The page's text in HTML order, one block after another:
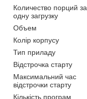
Количество порций за
одну загрузку
Объем
Колір корпусу
Тип приладу
Відстрочка старту
Максимальний час
відстрочки старту
Кількість програм